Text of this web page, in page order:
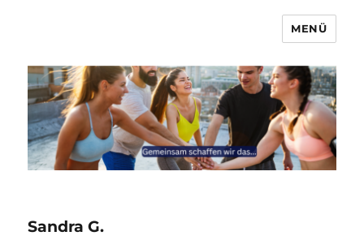
MENÜ
Sandra G.